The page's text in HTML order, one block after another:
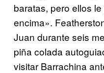
baratas, pero ellos
encima».
Juan durante seis
piña colada
visitar Barrachina